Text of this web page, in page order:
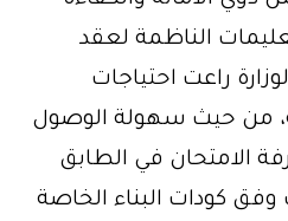
الناظمة لعقد
راعت احتياجات
من حيث سهولة الوصول
الامتحان في الطابق
وفق كودات البناء الخاصة